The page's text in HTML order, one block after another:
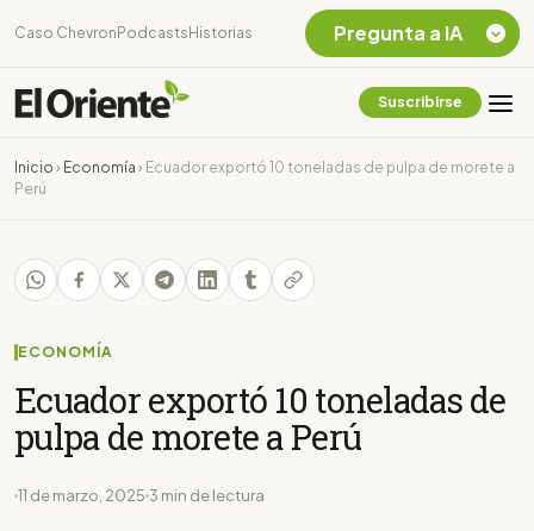
Caso Chevron Podcasts Historias
Suscribirse
Inicio › Economía › Ecuador exportó 10 toneladas de pulpa de morete a
Perú
ECONOMÍA
Ecuador exportó 10 toneladas de
pulpa de morete a Perú
11 de marzo, 2025 3 min de lectura
Pregunta a IA
Chevron Ecuador